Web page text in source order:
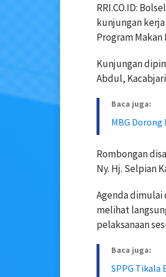
RRI.CO.ID:
kunjungan
Program Makan
Kunjungan
Abdul,
Baca juga:
MBG
Rombongan
Ny. Hj. Selpian
Agenda dimulai
melihat
pelaksanaan
Baca juga:
SPPG Tikala